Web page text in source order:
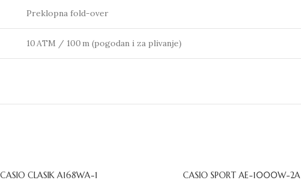
Preklopna fold-over
10 ATM / 100 m (pogodan i za plivanje)
CASIO CLASIK A168WA-1 CASIO SPORT AE-1000W-2A